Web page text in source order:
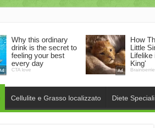
Cellulite e Grasso localizzato Diete Speciali